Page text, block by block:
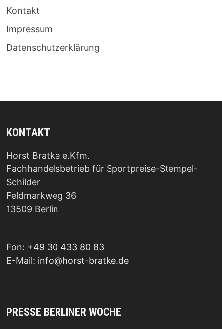
Kontakt
Impressum
Datenschutzerklärung
KONTAKT
Horst Bratke e.Kfm.
Fachhandelsbetrieb für Sportpreise-Stempel-
Schilder
Feldmarkweg 36
13509 Berlin
Fon: +49 30 433 80 83
E-Mail: info@horst-bratke.de
PRESSE BERLINER WOCHE